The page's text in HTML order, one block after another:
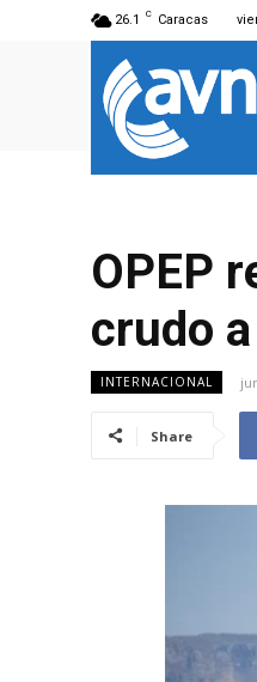
26.1 C Caracas
OPEP
crudo
INTERNACIONAL
Share